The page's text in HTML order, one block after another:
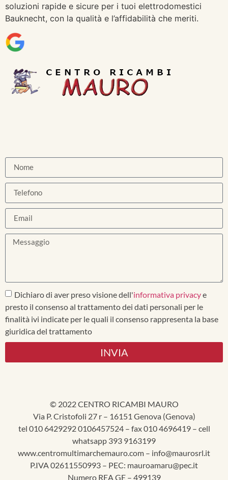
soluzioni rapide e sicure per i tuoi elettrodomestici
Bauknecht, con la qualità e l’affidabilità che meriti.
Dichiaro di aver preso visione dell'informativa privacye
presto il consenso al trattamento dei dati personali per le
finalità ivi indicate per le quali il consenso rappresenta la base
giuridica del trattamento
INVIA
© 2022 CENTRO RICAMBI MAURO
Via P. Cristofoli 27 r – 16151 Genova (Genova)
tel 010 6429292 0106457524 – fax 010 4696419 – cell
whatsapp 393 9163199
www.centromultimarchemauro.com – info@maurosrl.it
P.IVA 02611550993 – PEC: mauroamaru@pec.it
Numero REA GE – 499139